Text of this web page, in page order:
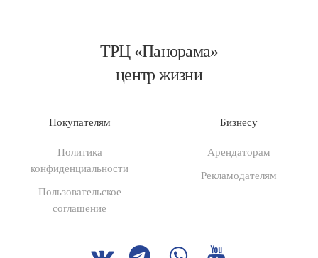
ТРЦ «Панорама»
центр жизни
Покупателям
Политика
конфиденциальности
Пользовательское
соглашение
Бизнесу
Арендаторам
Рекламодателям